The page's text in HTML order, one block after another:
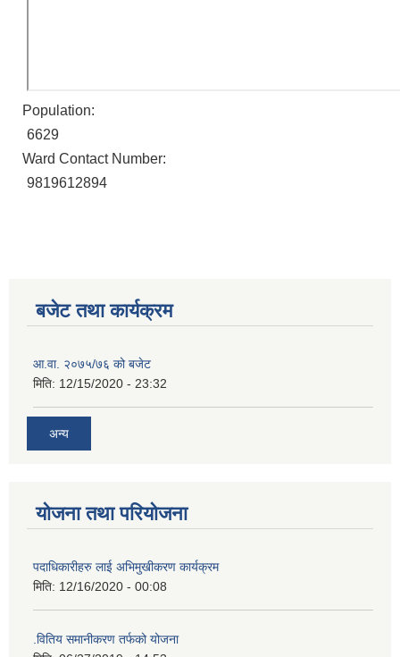
Population:
6629
Ward Contact Number:
9819612894
बजेट तथा कार्यक्रम
आ.वा. २०७५/७६ को बजेट
मिति: 12/15/2020 - 23:32
अन्य
योजना तथा परियोजना
पदाधिकारीहरु लाई अभिमुखीकरण कार्यक्रम
मिति: 12/16/2020 - 00:08
.वितिय समानीकरण तर्फको योजना